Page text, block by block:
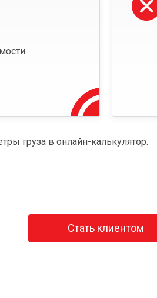
груза в онлайн-калькулятор.
Стать клиентом